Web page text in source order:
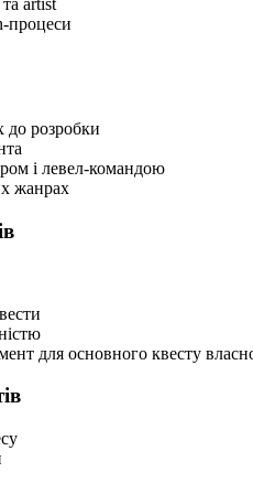
процеси
до розробки
і левел-командою
жанрах
для основного квесту